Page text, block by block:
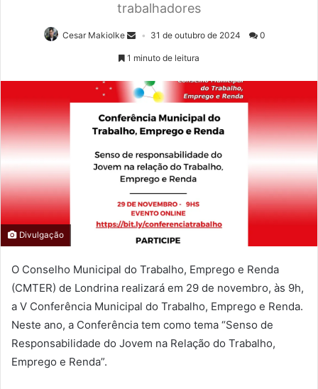
trabalhadores
Cesar Makiolke 31 de outubro de 2024 0
1 minuto de leitura
Divulgação
O Conselho Municipal do Trabalho, Emprego e Renda
(CMTER) de Londrina realizará em 29 de novembro, às 9h,
a V Conferência Municipal do Trabalho, Emprego e Renda.
Neste ano, a Conferência tem como tema “Senso de
Responsabilidade do Jovem na Relação do Trabalho,
Emprego e Renda”.